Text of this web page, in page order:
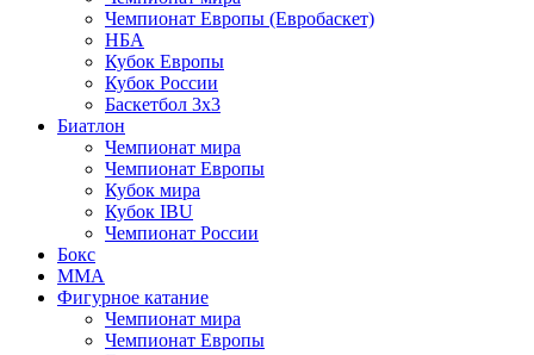
Чемпионат Европы (Евробаскет)
НБА
Кубок Европы
Кубок России
Баскетбол 3х3
Биатлон
Чемпионат мира
Чемпионат Европы
Кубок мира
Кубок IBU
Чемпионат России
Бокс
MMA
Фигурное катание
Чемпионат мира
Чемпионат Европы